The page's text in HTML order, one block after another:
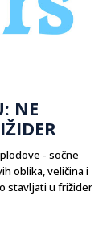
NE
- sočne
oblika, veličina i
stavljati u frižider